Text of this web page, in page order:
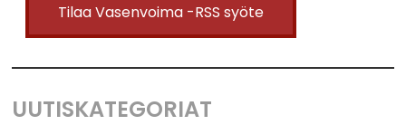
Tilaa Vasenvoima -RSS syöte
UUTISKATEGORIAT